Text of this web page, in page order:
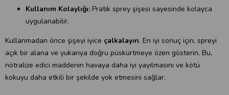
Kullanım Kolaylığı: Pratik sprey şişesi sayesinde kolayca
uygulanabilir.
Kullanmadan önce şişeyi iyice çalkalayın. En iyi sonuç için, spreyi
açık bir alana ve yukarıya doğru püskürtmeye özen gösterin. Bu,
nötralize edici maddenin havaya daha iyi yayılmasını ve kötü
kokuyu daha etkili bir şekilde yok etmesini sağlar.